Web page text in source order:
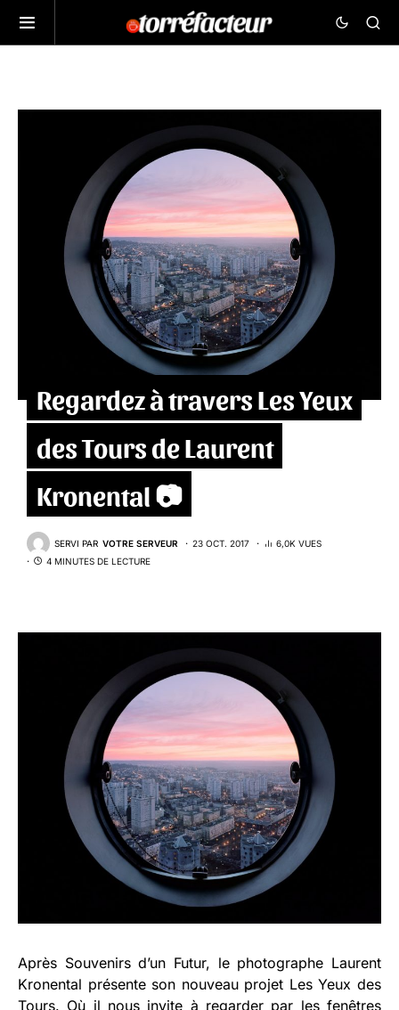
Regardez à travers Les Yeux
des Tours de Laurent
Kronental 📷
SERVI PAR VOTRE SERVEUR 23 OCT. 2017
6,0K VUES
4 MINUTES DE LECTURE
Après Souvenirs d’un Futur, le photographe Laurent
Kronental présente son nouveau projet Les Yeux des
Tours. Où il nous invite à regarder par les fenêtres